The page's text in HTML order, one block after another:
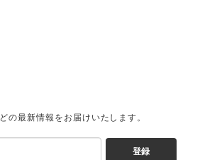
の最新情報をお届けいたします。
登録